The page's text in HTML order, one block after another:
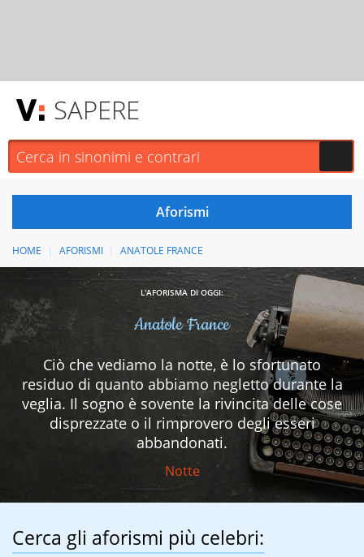
SAPERE
HOME AFORISMI ANATOLE FRANCE
L'AFORISMA DI OGGI:
Anatole France
Ciò che vediamo la notte, è lo sfortunato
residuo di quanto abbiamo negletto durante la
veglia. Il sogno è sovente la rivincita delle cose
disprezzate o il rimprovero degli esseri
abbandonati.
Notte
Cerca gli aforismi più celebri: